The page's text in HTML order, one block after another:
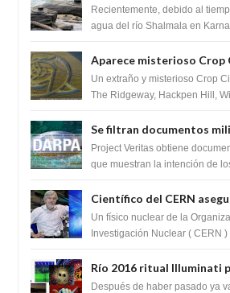
impresionante hallazgo
Lingas
Recientemente, debido al
agua del río Shalmala en
Aparece misterioso Crop
Unido 23 de junio 2016
Un extraño y misterioso Crop
The Ridgeway, Hackpen Hill,
Se filtran documentos
muestran la intención de
SARS-CoV-2, utilizando la
Project Veritas obtiene
que muestran la intención de
Científico del CERN
ayudado por seres de luz
prueba del Colisionador
Un físico nuclear de la
Investigación Nuclear ( CERN
Río 2016 ritual Illuminati
llegada del anticristo o
Después de haber pasado ya